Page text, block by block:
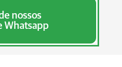
nossos
Whatsapp